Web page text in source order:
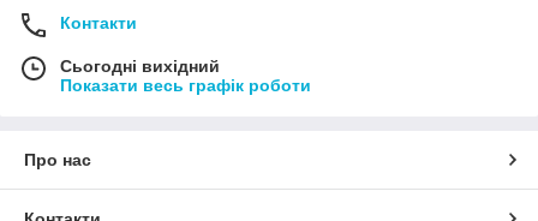
Контакти
Сьогодні вихідний
Показати весь графік роботи
Про нас